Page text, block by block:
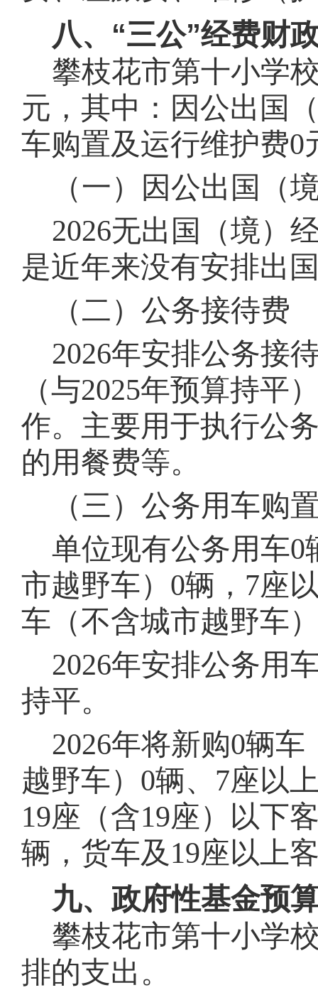
八、 “三公”经费财
攀枝花市第十小学
元，其中：因公出国
车购置及运行维护费0
（一）因公出国（
2026无出国（境）
是近年来没有安排出
（二）公务接待费
2026年安排公务接
（与2025年预算持平
作。主要用于执行公
的用餐费等。
（三）公务用车购
单位现有公务用车0
市越野车） 0辆， 7座
车（不含城市越野车
2026年安排公务用
持平。
2026年将新购0辆车
越野车） 0辆、 7座以
19座（含19座）以下
辆，货车及 19座以上
九、政府性基金预
攀枝花市第十小学
排的支出。